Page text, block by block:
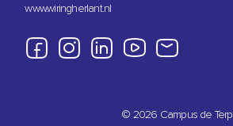
www.wiringherlant.nl
© 2026 Campus de Terp